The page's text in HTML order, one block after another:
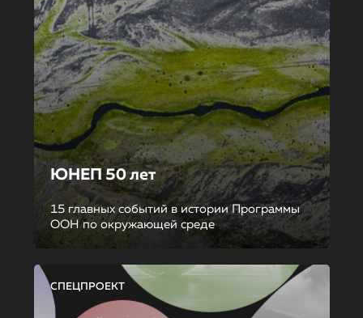
ЮНЕП 50 лет
15 главных событий в истории Программы
ООН по окружающей среде
СПЕЦПРОЕКТ